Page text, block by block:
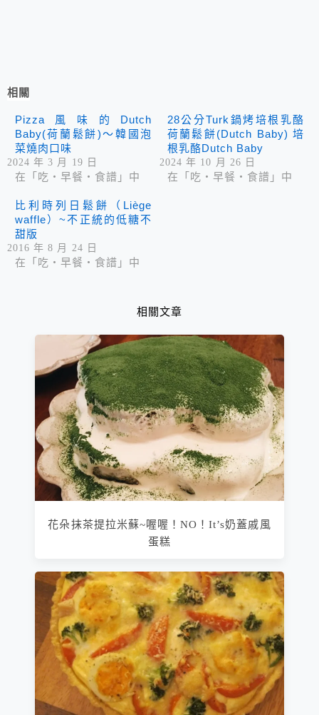
相關
Pizza風味的Dutch
Baby(荷蘭鬆餅)～韓國泡
菜燒肉口味
2024 年 3 月 19 日
在「吃‧早餐‧食譜」中
28公分Turk鍋烤培根乳酪
荷蘭鬆餅(Dutch Baby) 培
根乳酪Dutch Baby
2024 年 10 月 26 日
在「吃‧早餐‧食譜」中
比利時列日鬆餅（Liège
waffle）~不正統的低糖不
甜版
2016 年 8 月 24 日
在「吃‧早餐‧食譜」中
相關文章
花朵抹茶提拉米蘇~喔喔！NO！It’s奶蓋戚風
蛋糕